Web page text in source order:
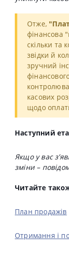
Отже,
фінансова
скільки та
звідки й
зручний
касових
щодо
Наступний
Якщо у вас
зміни –
Читайте
План продажів
Отримання і